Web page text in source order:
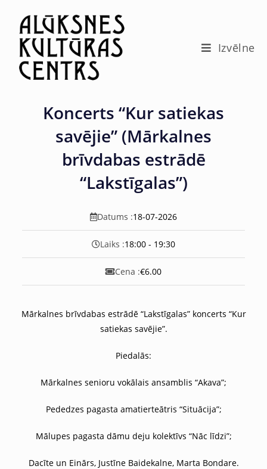
Izvēlne
Koncerts “Kur satiekas
savējie” (Mārkalnes
brīvdabas estrādē
“Lakstīgalas”)
Datums :18-07-2026
Laiks :18:00 - 19:30
Cena :€6.00
Mārkalnes brīvdabas estrādē “Lakstīgalas” koncerts “Kur
satiekas savējie”.
Piedalās:
Mārkalnes senioru vokālais ansamblis “Akava”;
Pededzes pagasta amatierteātris “Situācija”;
Mālupes pagasta dāmu deju kolektīvs “Nāc līdzi”;
Dacīte un Einārs, Justīne Baidekalne, Marta Bondare.